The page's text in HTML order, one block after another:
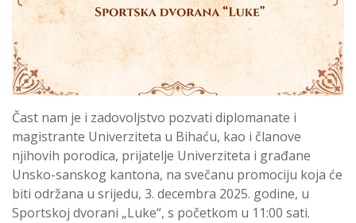
Čast nam je i zadovoljstvo pozvati diplomanate i
magistrante Univerziteta u Bihaću, kao i članove
njihovih porodica, prijatelje Univerziteta i građane
Unsko-sanskog kantona, na svečanu promociju koja će
biti održana u srijedu, 3. decembra 2025. godine, u
Sportskoj dvorani „Luke“, s početkom u 11:00 sati.